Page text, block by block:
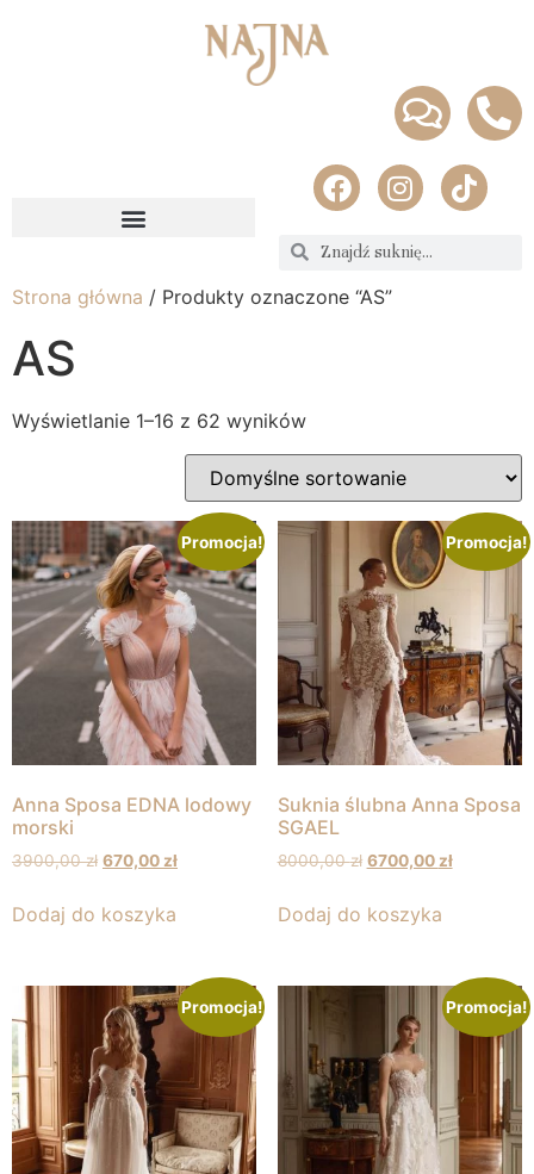
Strona główna / Produkty oznaczone “AS”
AS
Wyświetlanie 1–16 z 62 wyników
Promocja!
Anna Sposa EDNA lodowy
morski
3900,00zł 670,00zł
Dodaj do koszyka
Promocja!
Suknia ślubna Anna Sposa
SGAEL
8000,00zł 6700,00zł
Dodaj do koszyka
Promocja! Promocja!